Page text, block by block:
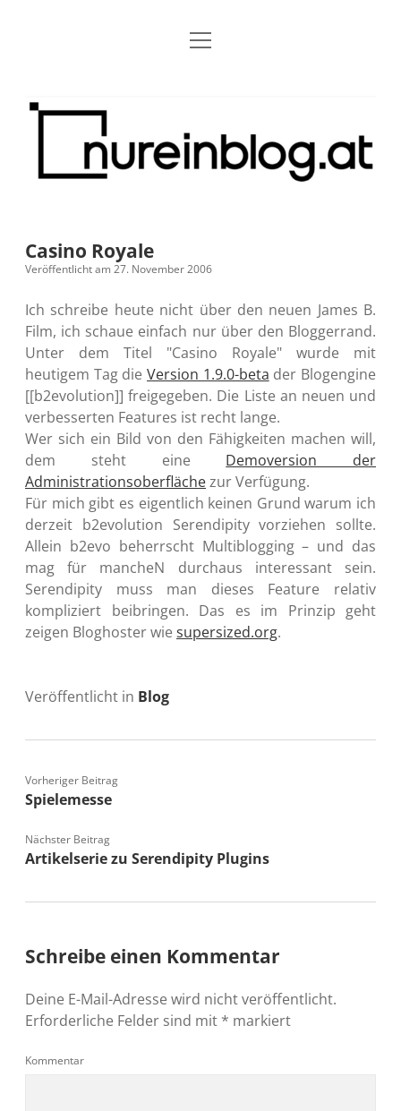
Blog
Archiv
Kontakt
Grundsätze Dropdown-
Kreativitätserklärung
Barrierefreiheit
Meine Fediverse Regeln
barcamper.at – Die österreichische Barcamp Liste
Alleinr – Der Ruheraum im Web (externer Link)
S9y InfoCamp – Der Serendpity Podcast (externer
Link)
Datenschutz
Microblog
rss email-
form
mastodon
Menü
Nur
Blog
Casino Royale
Veröffentlicht am 27. November 2006
Ich schreibe heute nicht über den neuen James B.
Film, ich schaue einfach nur über den Bloggerrand.
Unter dem Titel "Casino Royale" wurde mit
heutigem Tag die Version 1.9.0-beta der Blogengine
[[b2evolution]] freigegeben. Die Liste an neuen und
verbesserten Features ist recht lange.
Wer sich ein Bild von den Fähigkeiten machen will,
dem steht eine Demoversion der
Administrationsoberflächezur Verfügung.
Für mich gibt es eigentlich keinen Grund warum ich
derzeit b2evolution Serendipity vorziehen sollte.
Allein b2evo beherrscht Multiblogging – und das
mag für mancheN durchaus interessant sein.
Serendipity muss man dieses Feature relativ
kompliziert beibringen. Das es im Prinzip geht
zeigen Bloghoster wie supersized.org.
Veröffentlicht in Blog
Vorheriger Beitrag
Spielemesse
Nächster Beitrag
Artikelserie zu Serendipity Plugins
Schreibe einen Kommentar
Deine E-Mail-Adresse wird nicht veröffentlicht.
Erforderliche Felder sind mit * markiert
Kommentar